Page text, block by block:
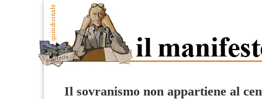
Il sovranismo non appartiene al